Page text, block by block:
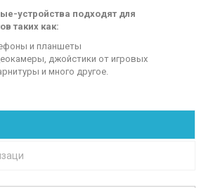
устройства подходят для
таких как:
и планшеты
джойстики от игровых
и много другое.